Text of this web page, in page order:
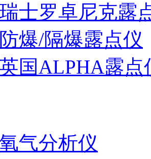
士罗卓尼克露
防爆/隔爆露点仪
国ALPHA露点
氧气分析仪